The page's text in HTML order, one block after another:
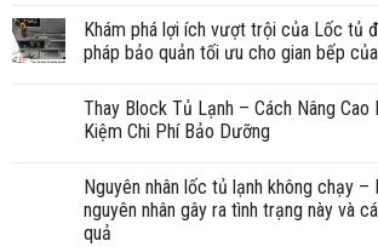
Khám phá lợi ích vượt trội của Lốc tủ
pháp bảo quản tối ưu cho gian bếp
Thay Block Tủ Lạnh – Cách Nâng Cao
Kiệm Chi Phí Bảo Dưỡng
Nguyên nhân lốc tủ lạnh không chạy –
nguyên nhân gây ra tình trạng này và
quả